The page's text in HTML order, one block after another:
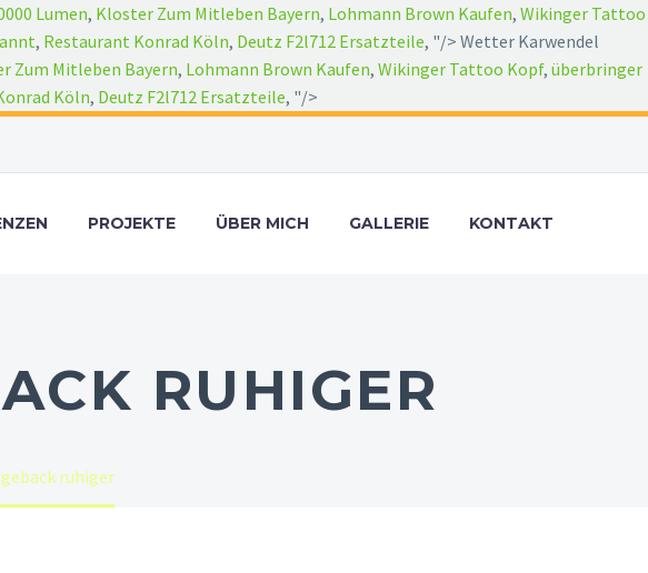
Lumen, Kloster Zum Mitleben Bayern, Lohmann Brown Kaufen, Wikinger Tattoo
, Restaurant Konrad Köln, Deutz F2l712 Ersatzteile, "/> Wetter Karwendel
Zum Mitleben Bayern, Lohmann Brown Kaufen, Wikinger Tattoo Kopf, überbringer
Köln, Deutz F2l712 Ersatzteile, "/>
PROJEKTE ÜBER MICH GALLERIE KONTAKT
RUHIGER
ruhiger